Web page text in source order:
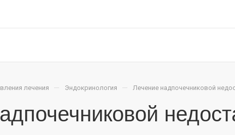
лечения — Эндокринология — Лечение надпочечниковой